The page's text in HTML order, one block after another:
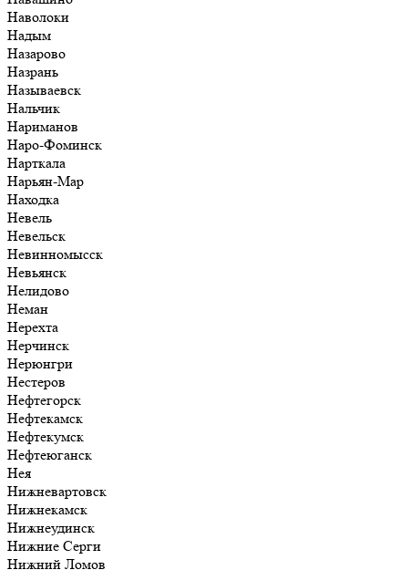
Наволоки
Надым
Назарово
Назрань
Называевск
Нальчик
Нариманов
Наро-Фоминск
Нарткала
Нарьян-Мар
Находка
Невель
Невельск
Невинномысск
Невьянск
Нелидово
Неман
Нерехта
Нерчинск
Нерюнгри
Нестеров
Нефтегорск
Нефтекамск
Нефтекумск
Нефтеюганск
Нея
Нижневартовск
Нижнекамск
Нижнеудинск
Нижние Серги
Нижний Ломов